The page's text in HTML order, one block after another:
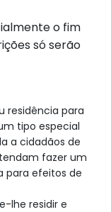
o fim
só serão
residência para
tipo especial
a cidadãos de
fazer um
para efeitos de
lhe residir e